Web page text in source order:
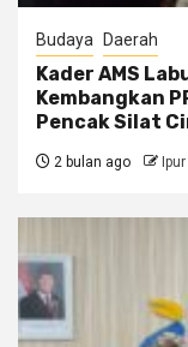
Budaya Daerah
Kader AMS
Kembangkan
Pencak Silat
2 bulan ago Ipur